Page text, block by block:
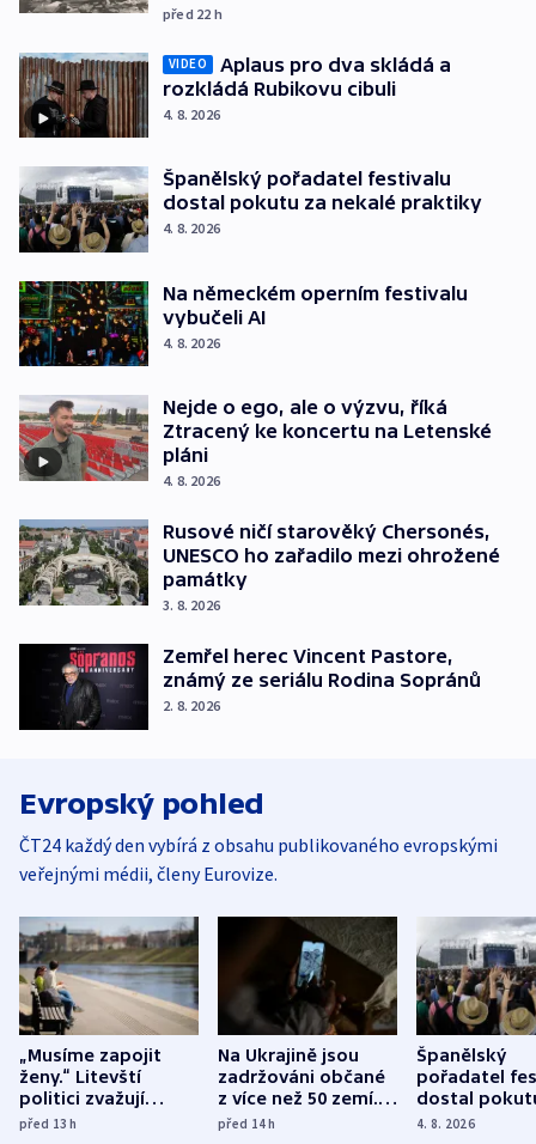
před 22 h
VIDEO
Aplaus pro dva skládá a
rozkládá Rubikovu cibuli
4. 8. 2026
Španělský pořadatel festivalu
dostal pokutu za nekalé praktiky
4. 8. 2026
Na německém operním festivalu
vybučeli AI
4. 8. 2026
Nejde o ego, ale o výzvu, říká
Ztracený ke koncertu na Letenské
pláni
4. 8. 2026
Rusové ničí starověký Chersonés,
UNESCO ho zařadilo mezi ohrožené
památky
3. 8. 2026
Zemřel herec Vincent Pastore,
známý ze seriálu Rodina Sopránů
2. 8. 2026
Evropský pohled
ČT24 každý den vybírá z obsahu publikovaného evropskými
veřejnými médii, členy Eurovize.
„Musíme zapojit
ženy.“ Litevští
politici zvažují
dohodu o
před 13h
Na Ukrajině jsou
zadržováni občané
z více než 50 zemí.
Bojovali na straně
před 14h
Španělský
pořadatel
dostal
nekalé
4. 8. 2026